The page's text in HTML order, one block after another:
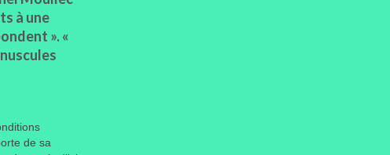
à une
». «
de sa